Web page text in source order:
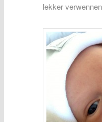
lekker